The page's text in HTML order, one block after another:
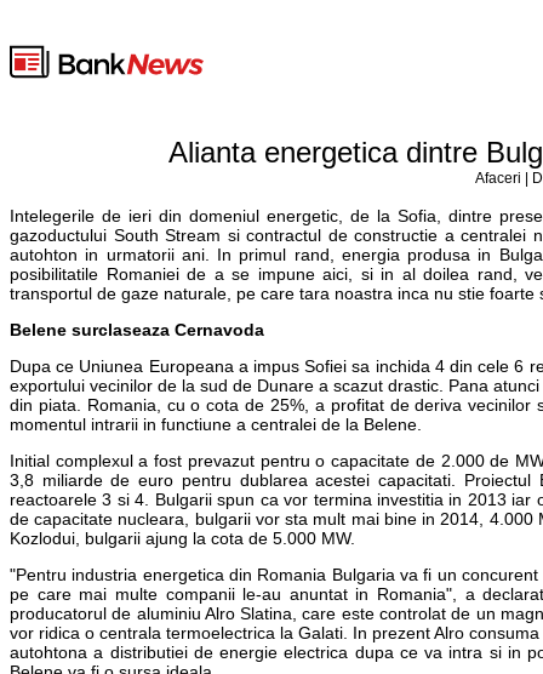
Alianta energetica dintre
Afaceri |
Intelegerile de ieri din domeniul energetic, de la Sofia, dintre
gazoductului South Stream si contractul de constructie a
autohton in urmatorii ani. In primul rand, energia produsa in
posibilitatile Romaniei de a se impune aici, si in al doilea rand,
transportul de gaze naturale, pe care tara noastra inca nu stie
Belene surclaseaza Cernavoda
Dupa ce Uniunea Europeana a impus Sofiei sa inchida 4 din cele 6
exportului vecinilor de la sud de Dunare a scazut drastic. Pana
din piata. Romania, cu o cota de 25%, a profitat de deriva
momentul intrarii in functiune a centralei de la Belene.
Initial complexul a fost prevazut pentru o capacitate de 2.000 de
3,8 miliarde de euro pentru dublarea acestei capacitati.
reactoarele 3 si 4. Bulgarii spun ca vor termina investitia in 2013
de capacitate nucleara, bulgarii vor sta mult mai bine in 2014,
Kozlodui, bulgarii ajung la cota de 5.000 MW.
"Pentru industria energetica din Romania Bulgaria va fi un
pe care mai multe companii le-au anuntat in Romania", a
producatorul de aluminiu Alro Slatina, care este controlat de un
vor ridica o centrala termoelectrica la Galati. In prezent Alro
autohtona a distributiei de energie electrica dupa ce va intra si in